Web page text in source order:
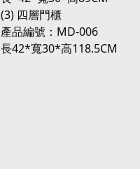
(3) 四層門櫃
產品編號：MD-006
長42*寬30*高118.5CM